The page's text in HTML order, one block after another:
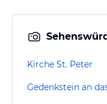
Kirche St. Peter